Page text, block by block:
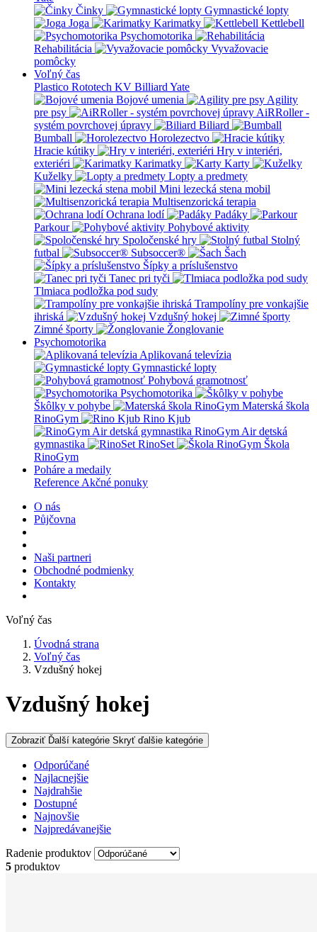
Činky
Gymnastické lopty
Joga
Karimatky
Kettlebell
Psychomotorika
Rehabilitácia
Vyvažovacie
pomôcky
Voľný čas
Plastico Rototech KV Billiard Yate
Bojové umenia
Agility
pre psy
AiRRoller -
systém povrchovej úpravy
Biliard
Bumball
Horolezectvo
Hracie kútiky
Hry v interiéri,
exteriéri
Karimatky
Karty
Kuželky
Lopty a predmety
Mini lezecká stena mobil
Multisenzorická terapia
Ochrana lodí
Padáky
Parkour
Pohybové aktivity
Spoločenské hry
Stolný
futbal
Subsoccer®
Šach
Šípky a príslušenstvo
Tanec pri tyči
Tlmiaca podložka pod sudy
Trampolíny pre vonkajšie
ihriská
Vzdušný hokej
Zimné športy
Žonglovanie
Psychomotorika
Aplikovaná televízia
Gymnastické lopty
Pohybová gramotnosť
Psychomotorika
Škôlky v pohybe
Materská škola
RinoGym
Rino Kjub
RinoGym Air detská
gymnastika
RinoSet
Škola
RinoGym
Poháre a medaily
Reference Akčné ponuky
O nás
Půjčovna
Naši partneri
Obchodné podmienky
Kontakty
Voľný čas
Úvodná strana
Voľný čas
Vzdušný hokej
Vzdušný hokej
Zobraziť Ďalší kategórie Skryť ďalšie kategórie
Odporúčané
Najlacnejšie
Najdrahšie
Dostupné
Najnovšie
Najpredávanejšie
Radenie produktov
5 produktov